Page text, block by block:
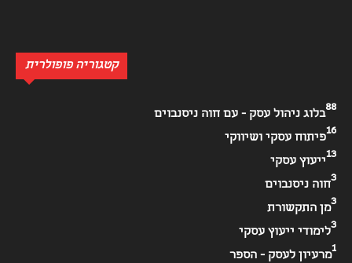
קטגוריה פופולרית
בלוג ניהול עסק - עם חוה ניסנבוים
88
פיתוח עסקי ושיווקי
16
ייעוץ עסקי
13
חוה ניסנבוים
3
מן התקשורת
3
לימודי ייעוץ עסקי
3
מרעיון לעסק - הספר
1